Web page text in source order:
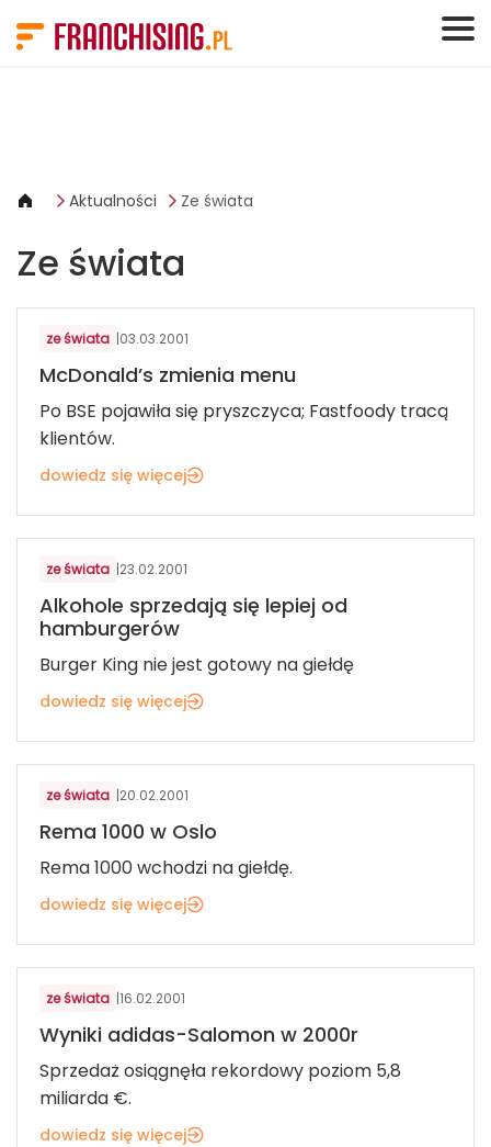
Aktualności Ze świata
Ze świata
ze świata |03.03.2001
McDonald’s zmienia menu
Po BSE pojawiła się pryszczyca; Fastfoody tracą
klientów.
dowiedz się więcej
ze świata |23.02.2001
Alkohole sprzedają się lepiej od
hamburgerów
Burger King nie jest gotowy na giełdę
dowiedz się więcej
ze świata |20.02.2001
Rema 1000 w Oslo
Rema 1000 wchodzi na giełdę.
dowiedz się więcej
ze świata |16.02.2001
Wyniki adidas-Salomon w 2000r
Sprzedaż osiągnęła rekordowy poziom 5,8
miliarda €.
dowiedz się więcej